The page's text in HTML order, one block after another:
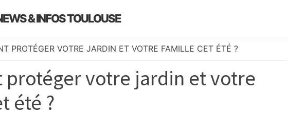
& INFOS TOULOUSE
PROTÉGER VOTRE JARDIN ET VOTRE FAMILLE CET ÉTÉ ?
protéger votre jardin et votre
été ?